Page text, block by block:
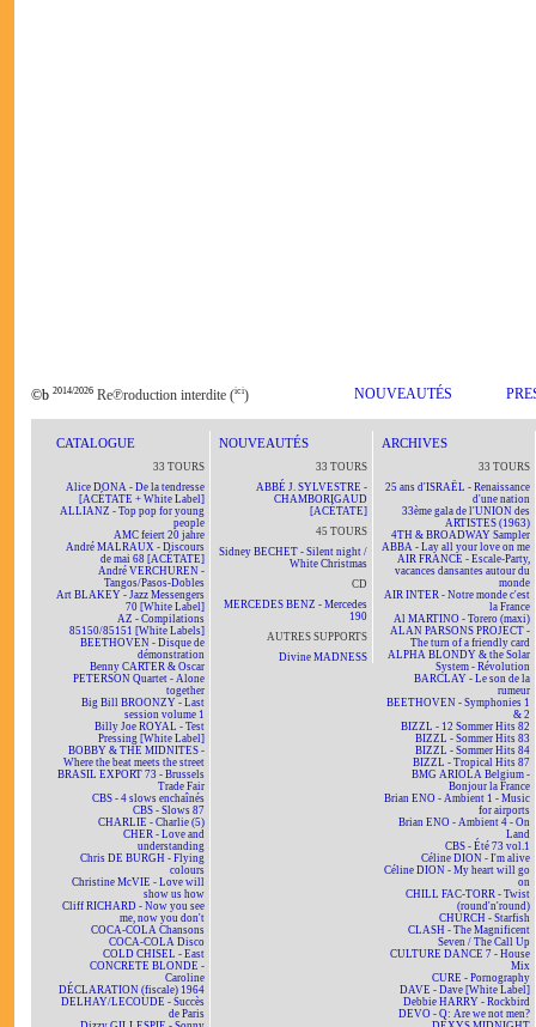
©b 2014/2026 Re℗roduction interdite (ici) NOUVEAUTÉS
CATALOGUE
33 TOURS
Alice DONA - De la tendresse
[ACÉTATE + White Label]
ALLIANZ - Top pop for young
people
AMC feiert 20 jahre
André MALRAUX - Discours
de mai 68 [ACÉTATE]
André VERCHUREN -
Tangos/Pasos-Dobles
Art BLAKEY - Jazz Messengers
70 [White Label]
AZ - Compilations
85150/85151 [White Labels]
BEETHOVEN - Disque de
démonstration
Benny CARTER & Oscar
PETERSON Quartet - Alone
together
Big Bill BROONZY - Last
session volume 1
Billy Joe ROYAL - Test
Pressing [White Label]
BOBBY & THE MIDNITES -
Where the beat meets the street
BRASIL EXPORT 73 - Brussels
Trade Fair
CBS - 4 slows enchaînés
CBS - Slows 87
CHARLIE - Charlie (5)
CHER - Love and
understanding
Chris DE BURGH - Flying
colours
Christine McVIE - Love will
show us how
Cliff RICHARD - Now you see
me, now you don't
COCA-COLA Chansons
COCA-COLA Disco
COLD CHISEL - East
CONCRETE BLONDE -
Caroline
DÉCLARATION (fiscale) 1964
DELHAY/LECOUDE - Succès
de Paris
NOUVEAUTÉS
33 TOURS
ABBÉ J. SYLVESTRE -
CHAMBORIGAUD
[ACÉTATE]
45 TOURS
Sidney BECHET - Silent night /
White Christmas
CD
MERCEDES BENZ - Mercedes
190
AUTRES SUPPORTS
Divine MADNESS
ARCHIVES
33 TOURS
25 ans d'ISRAËL - Renaissance
d'une nation
33ème gala de l'UNION des
ARTISTES (1963)
4TH & BROADWAY Sampler
ABBA - Lay all your love on me
AIR FRANCE - Escale-Party,
vacances dansantes autour du
monde
AIR INTER - Notre monde c'est
la France
Al MARTINO - Torero (maxi)
ALAN PARSONS PROJECT -
The turn of a friendly card
ALPHA BLONDY & the Solar
System - Révolution
BARCLAY - Le son de la
rumeur
BEETHOVEN - Symphonies 1
& 2
BIZZL - 12 Sommer Hits 82
BIZZL - Sommer Hits 83
BIZZL - Sommer Hits 84
BIZZL - Tropical Hits 87
BMG ARIOLA Belgium -
Bonjour la France
Brian ENO - Ambient 1 - Music
for airports
Brian ENO - Ambient 4 - On
Land
CBS - Été 73 vol.1
Céline DION - I'm alive
Céline DION - My heart will go
on
CHILL FAC-TORR - Twist
(round'n'round)
CHURCH - Starfish
CLASH - The Magnificent
Seven / The Call Up
CULTURE DANCE 7 - House
Mix
CURE - Pornography
DAVE - Dave [White Label]
Debbie HARRY - Rockbird
DEVO - Q: Are we not men?